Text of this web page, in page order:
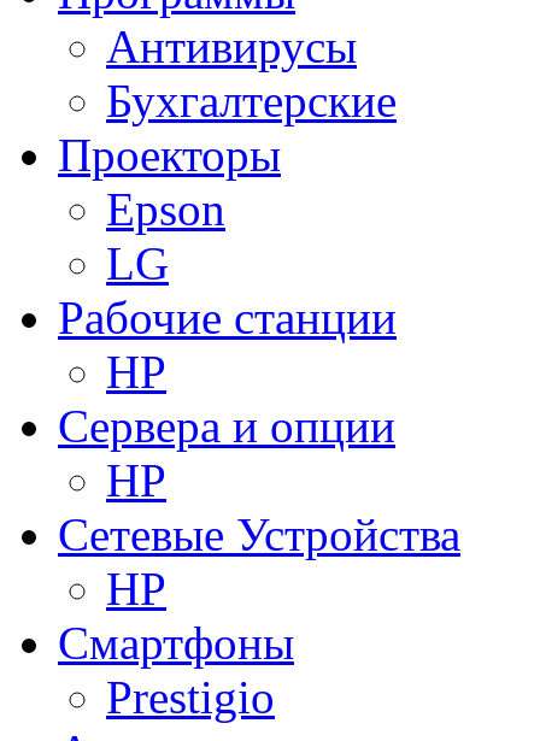
Антивирусы
Бухгалтерские
Проекторы
Epson
LG
Рабочие станции
HP
Сервера и опции
HP
Сетевые Устройства
HP
Смартфоны
Prestigio